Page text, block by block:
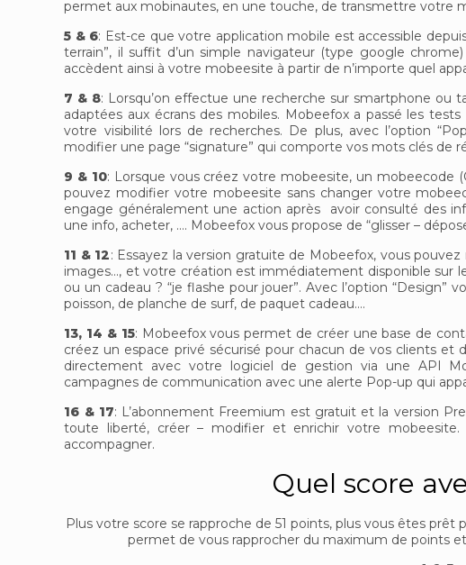
permet aux mobinautes, en une touche, de transmettre votre
5 & 6: Est-ce que votre application mobile est accessible
terrain”, il suffit d’un simple navigateur (type google
accèdent ainsi à votre mobeesite à partir de n’importe quel
7 & 8: Lorsqu’on effectue une recherche sur smartphone
adaptées aux écrans des mobiles. Mobeefox a passé les
votre visibilité lors de recherches. De plus, avec l’option
modifier une page “signature” qui comporte vos mots clés de
9 & 10: Lorsque vous créez votre mobeesite, un mobeecode
pouvez modifier votre mobeesite sans changer votre
engage généralement une action après avoir consulté des
une info, acheter, …. Mobeefox vous propose de “glisser –
11 & 12: Essayez la version gratuite de Mobeefox, vous
images…, et votre création est immédiatement disponible sur
ou un cadeau ? “je flashe pour jouer”. Avec l’option
poisson, de planche de surf, de paquet cadeau….
13, 14 & 15: Mobeefox vous permet de créer une base de
créez un espace privé sécurisé pour chacun de vos clients
directement avec votre logiciel de gestion via une API
campagnes de communication avec une alerte Pop-up qui
16 & 17: L’abonnement Freemium est gratuit et la version
toute liberté, créer – modifier et enrichir votre
accompagner.
Quel score
Plus votre score se rapproche de 51 points, plus vous êtes
permet de vous rapprocher du maximum de points